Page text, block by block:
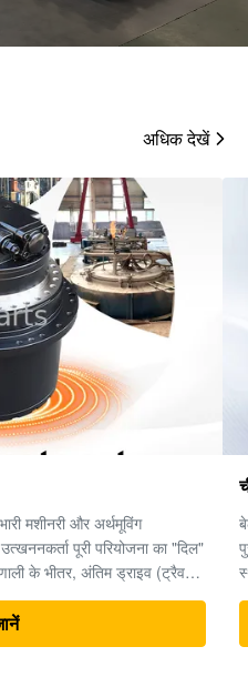
अधिक देखें
निर्माता.
हाइड्रोलिक उत्खनन यंत्रों के
आपूर्तिकर्ता है। 2013 में
में मुख्यालय वाली इस कंपनी ने
एक विश्वसनीय भागीदार के रूप में